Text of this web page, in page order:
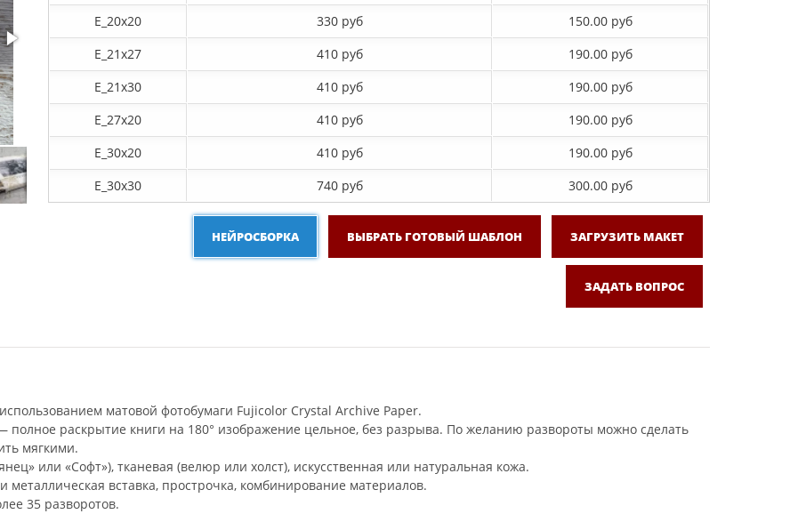
E_20х20
330 руб
150.00 руб
E_21х27
410 руб
190.00 руб
E_21х30
410 руб
190.00 руб
E_27x20
410 руб
190.00 руб
E_30x20
410 руб
190.00 руб
E_30х30
740 руб 300.00 руб
НЕЙРОСБОРКА ВЫБРАТЬ ГОТОВЫЙ ШАБЛОН ЗАГРУЗИТЬ МАКЕТ
ЗАДАТЬ ВОПРОС
матовой фотобумаги Fujicolor Crystal Archive Paper.
полное раскрытие книги на 180° изображение цельное, без разрыва. По желанию развороты можно сделать
мягкими.
или «Софт»), тканевая (велюр или холст), искусственная или натуральная кожа.
вставка, прострочка, комбинирование материалов.
35 разворотов.